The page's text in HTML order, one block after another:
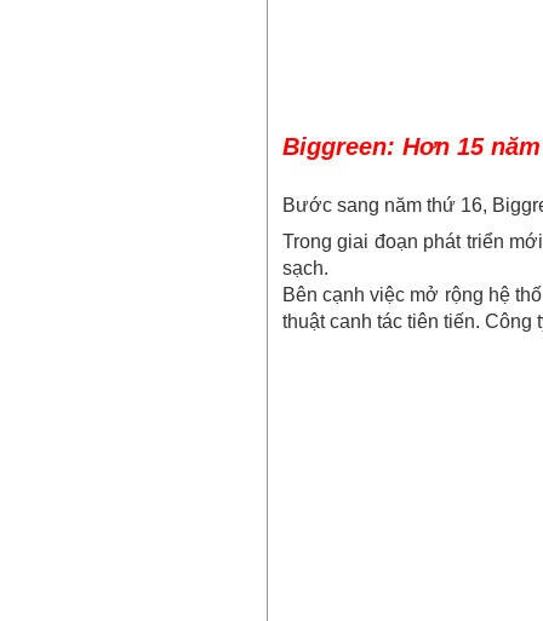
Biggreen: Hơn 15
Bước sang năm thứ 16,
Trong giai đoạn phát triển
sạch.
Bên cạnh việc mở rộng hệ
thuật canh tác tiên tiến.